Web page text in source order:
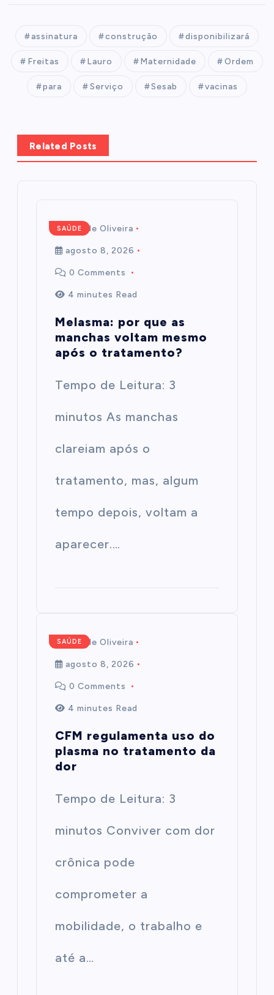
assinatura construção disponibilizará
Freitas Lauro Maternidade Ordem
para Serviço Sesab vacinas
Related Posts
SAÚDE
Mairim de Oliveira
agosto 8, 2026
0 Comments
4 minutes Read
Melasma: por que as
manchas voltam mesmo
após o tratamento?
Tempo de Leitura: 3
minutos As manchas
clareiam após o
tratamento, mas, algum
tempo depois, voltam a
aparecer.…
SAÚDE
Mairim de Oliveira
agosto 8, 2026
0 Comments
4 minutes Read
CFM regulamenta uso do
plasma no tratamento da
dor
Tempo de Leitura: 3
minutos Conviver com dor
crônica pode
comprometer a
mobilidade, o trabalho e
até a…